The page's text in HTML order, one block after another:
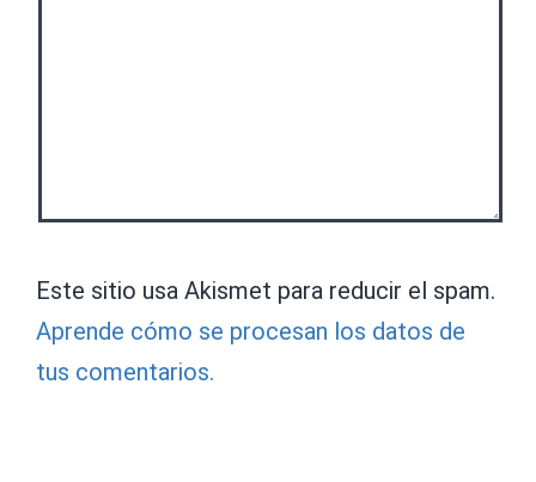
Este sitio usa Akismet para reducir el spam.
Aprende cómo se procesan los datos de
tus comentarios.